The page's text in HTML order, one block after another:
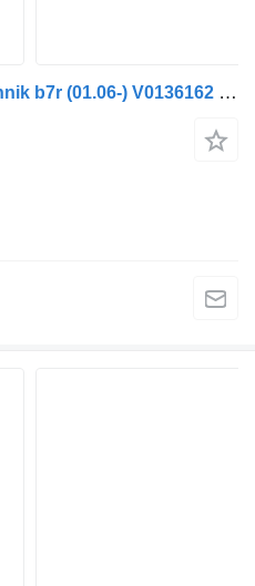
Cilindru hidraulic Polartechnik b7r (01.06-) V0136162 pentru autobuz Volvo B7, B8, B9, B12 bus (2005-)